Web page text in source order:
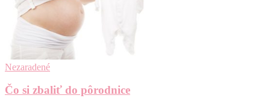
Nezaradené
Čo si zbaliť do pôrodnice